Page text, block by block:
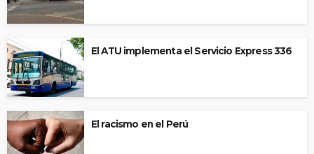
El ATU implementa el Servicio Express 336
El racismo en el Perú